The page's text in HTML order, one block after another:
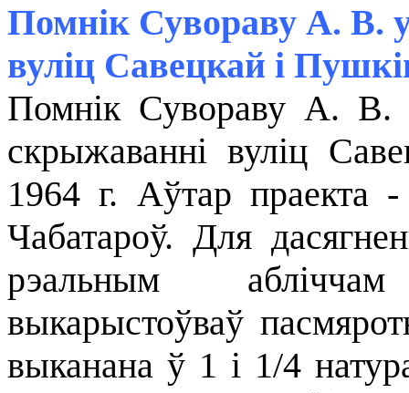
Помнік Сувораву А. В.
вуліц Савецкай і
Помнік Сувораву А. В.
скрыжаванні вуліц
1964 г. Аўтар праекта
Чабатароў. Для
рэальным
выкарыстоўваў
выканана ў 1 і 1/4